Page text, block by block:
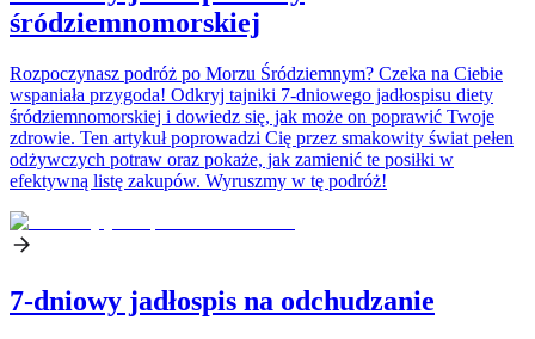
śródziemnomorskiej
Rozpoczynasz podróż po Morzu Śródziemnym? Czeka na Ciebie
wspaniała przygoda! Odkryj tajniki 7-dniowego jadłospisu diety
śródziemnomorskiej i dowiedz się, jak może on poprawić Twoje
zdrowie. Ten artykuł poprowadzi Cię przez smakowity świat pełen
odżywczych potraw oraz pokaże, jak zamienić te posiłki w
efektywną listę zakupów. Wyruszmy w tę podróż!
7-dniowy jadłospis na odchudzanie